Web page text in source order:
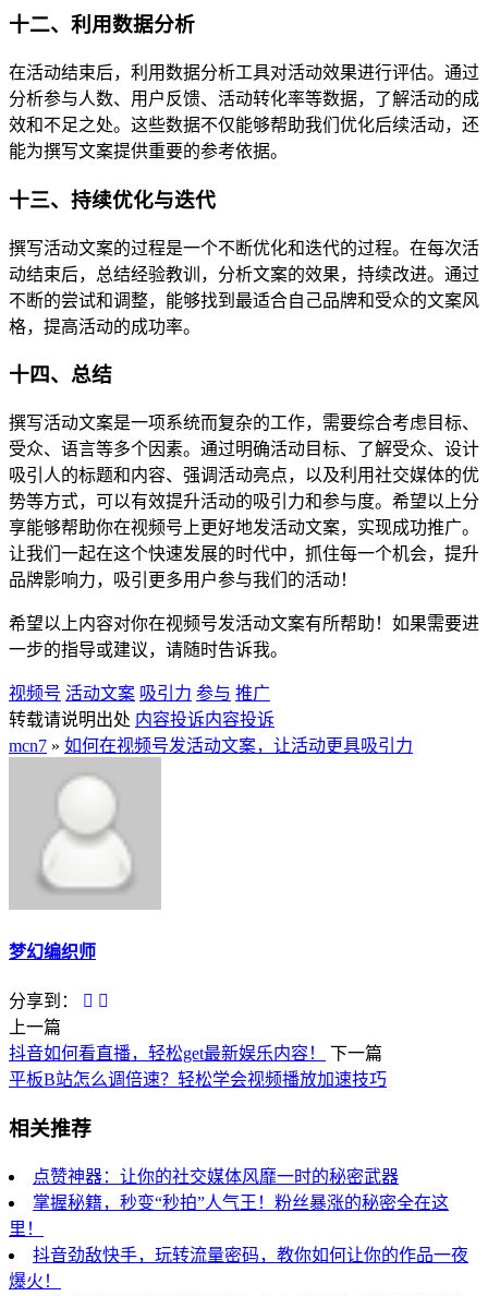
十二、利用数据分析
在活动结束后，利用数据分析工具对活动效果进行评估。通过
分析参与人数、用户反馈、活动转化率等数据，了解活动的成
效和不足之处。这些数据不仅能够帮助我们优化后续活动，还
能为撰写文案提供重要的参考依据。
十三、持续优化与迭代
撰写活动文案的过程是一个不断优化和迭代的过程。在每次活
动结束后，总结经验教训，分析文案的效果，持续改进。通过
不断的尝试和调整，能够找到最适合自己品牌和受众的文案风
格，提高活动的成功率。
十四、总结
撰写活动文案是一项系统而复杂的工作，需要综合考虑目标、
受众、语言等多个因素。通过明确活动目标、了解受众、设计
吸引人的标题和内容、强调活动亮点，以及利用社交媒体的优
势等方式，可以有效提升活动的吸引力和参与度。希望以上分
享能够帮助你在视频号上更好地发活动文案，实现成功推广。
让我们一起在这个快速发展的时代中，抓住每一个机会，提升
品牌影响力，吸引更多用户参与我们的活动！
希望以上内容对你在视频号发活动文案有所帮助！如果需要进
一步的指导或建议，请随时告诉我。
视频号 活动文案 吸引力 参与 推广
转载请说明出处 内容投诉内容投诉
mcn7 » 如何在视频号发活动文案，让活动更具吸引力
梦幻编织师
分享到：
上一篇
抖音如何看直播，轻松get最新娱乐内容！
下一篇
平板B站怎么调倍速？轻松学会视频播放加速技巧
相关推荐
点赞神器：让你的社交媒体风靡一时的秘密武器
掌握秘籍，秒变“秒拍”人气王！粉丝暴涨的秘密全在这
里！
抖音劲敌快手，玩转流量密码，教你如何让你的作品一夜
爆火！